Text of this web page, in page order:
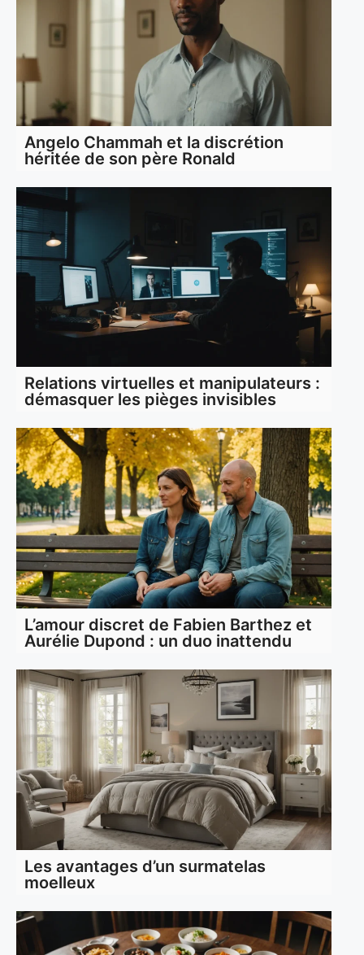
Angelo Chammah et la discrétion
héritée de son père Ronald
Relations virtuelles et manipulateurs :
démasquer les pièges invisibles
L’amour discret de Fabien Barthez et
Aurélie Dupond : un duo inattendu
Les avantages d’un surmatelas
moelleux